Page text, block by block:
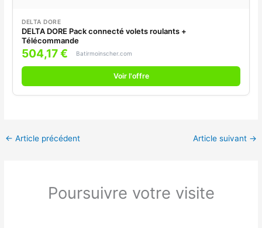
DELTA DORE
DELTA DORE Pack connecté volets roulants +
Télécommande
504,17 € Batirmoinscher.com
Voir l'offre
← Article précédent Article suivant →
Poursuivre votre visite